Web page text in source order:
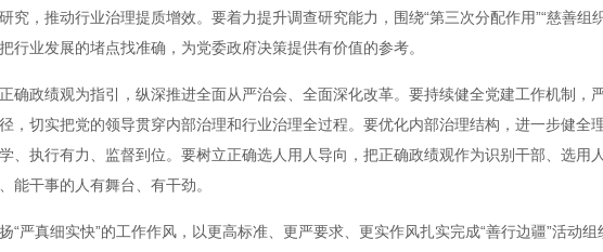
究，推动行业治理提质增效。要着力提升调查研究能力，围绕“第三次分配作用”“慈善组
行业发展的堵点找准确，为党委政府决策提供有价值的参考。
确政绩观为指引，纵深推进全面从严治会、全面深化改革。要持续健全党建工作机制，
，切实把党的领导贯穿内部治理和行业治理全过程。要优化内部治理结构，进一步健全
、执行有力、监督到位。要树立正确选人用人导向，把正确政绩观作为识别干部、选用
能干事的人有舞台、有干劲。
“严真细实快”的工作作风，以更高标准、更严要求、更实作风扎实完成“善行边疆”活动